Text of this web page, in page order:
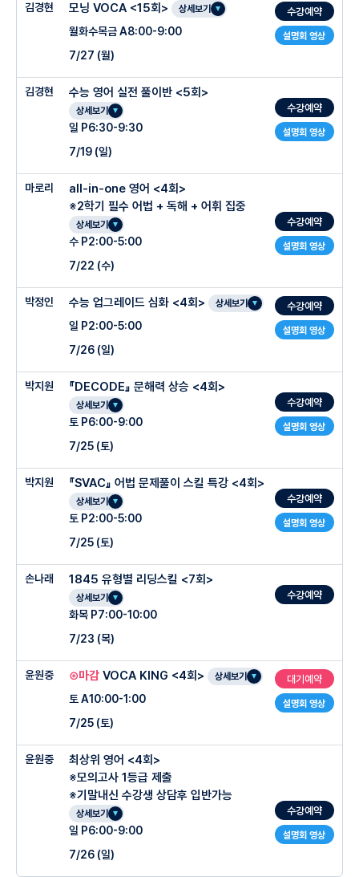
-시간 : 정규 수업후 1시간 (p5-p6)
○ 주차별 진도계획
-1주차 : [고전시가] 고전문학사 개요
고대 가요 '공무도하가' , 황조가'
중세국어 : 훈민정임의 제자원리 (자모음체계)
-2주차 : 고전시가 : 향가의 특징 '제망매가'
중세국어 : '훈민정음'의 국어적 특징1 (음운,표기)
중세국어 : '훈민정음'의 국어적 특징2 (문법,어휘)
-4주차 : 고전시가 : 평시조와 사설시조 '황진이 시조외'
중세국어 : '용비어천가' 1,2장에 나타난 중세국어의 특징
-손필기 제공 : 강사의 지문 이해 과정 + 필수 개념 포함
-주간지(눈뜨면 국어) : 매일 '문학,비문학 모의고사 기출 연계 지문, 내신 기출 5~10
문항
-어휘력 : 수업내용(수능 기출) 어휘 활용 매주 40개 (총200개)
-테스트 : 문맥에서 단어의 의미를 판단하는 능력 배양
-격주 성취도 평가 모의고사 과제 : 성적표 제공,수업 중 해설 진행, 1:1 개별 상담
○ 주차별 진도계획
- 외계어처럼 느껴지는 고전을 이해하고 문제를 풀 수 있는 능력을 키워주는 수업
○ 주차별 진도계획
1. 내신 킬러 단원 완벽 정복: 2학기 국어 내신에서 가장 높은 배점과 난이도를 차지하
는 ‘중세국어’ 파트를 집중적으로 선행
2. 이론과 실전의 조화: 단순 암기가 아닌 훈민정음의 제자 원리, 핵심 문법 이론, 실제
고전 작품 분석까지 체계적으로 연결되는 커리큘럼
3. 수능형 사고 확장: 내신 범위에 국한되지 않고, 수능 및 모의고사 기출문제를 병행하
여 고난도 외부 지문 대응력 훈련
○ 테스트 및 과제
1. 매시간 복습 TEST : 지난 시간 학습한 핵심 개념 및 문법 규칙에 대한 테스트를 매
2. 피드백 문자 발송 : 테스트 결과와 학생의 학습 성취도를 학부모님께 문자로 안내
3. 밀착형 과제 : 수업 내용과 연계된 중세국어 연습 문제 및 주요 고교 내신 기출 문제
풀이를 과제로 부여
1. 대면 밀착 클리닉 : 수업 전 (오후 6~7시)을 활용하여 일대일 질의응답 및 개인별
취약 부분 보완
2. 24시간 온라인 질의응답방 : 시간과 장소에 구애받지 않고 궁금한 점을 해결할 수
있도록 실시간 소통방 활용
○ 주차별 진도
훈민정음 제자 원리
2회차: 중세국어 문법이론 1
3회차: 중세국어 문법이론 2
4회차: 중세국어 작품 분석 「세종어제 훈민정음」, 「용비어천가」
5회차: 중세국어 내신 기출 문제 풀이와 수능형 문제 풀이
김경현
설명회 영상
모닝 VOCA <15회> 상세보기
월화수목금 A8:00-9:00
7/27 (월)
수강예약
대치동 고3 모의고사 5년차 출제위원이자
매일 100개씩 완성하는 수능빈출어휘 1500개
매일 초빈출어휘 50개+빈출어휘 30개+킬러어휘 20개로 총 100단어 구성
- 월화수목금 매일 아침 8시에 1시간 동안 진행 (온라인 동시 송출 라이브 가능)
수업시간에 수동적으로 듣는 것이 아니라 그 자리에서 암기하고 > 끝나고 셀프로 테스
트 제출까지 완료하는 수업
주 2회 대면 클리닉 진행 (조교T와 함께 꼼꼼한 관리)
- 다의어(뜻 n개) / 유의어까지 모두 학습할 수 있는 교재 및 테스트 제공
- 모의고사 기출 or 수능 연계교재 예문을 통한 단어 실전활용법 설명
- 단순히 단어 뜻만 물어보는 테스트가 아니라, 문맥상 적절한 어휘 고르기 / 다의어 뜻
모두 고르기 / 같은 뜻을 가진 단어 고르기 등 “다양한 각도”로 단어를 암기할 수 있는
능력을 키우는 테스트 진행
매 시험 결과 레포트 발송
*인터넷이나 책을 찾아보면서 풀 수 없도록, 시스템이 구성되어있습니다 (이중화면 불
가/문항당 5초 시간제한)
*핸드폰으로 셀프테스트가 불가능한 학생은 수업 전/후 10분간 남아서 테스트 진행 후
김경현
설명회 영상
수능 영어 실전 풀이반 <5회>
상세보기
일 P6:30-9:30
7/19 (일)
수강예약
○ 수업 특징 및 장점
- 수능에서 영어 지문을 “어떻게 글을 읽는지” 가르치고 체화하는 수업
- 평가원이 원하는 “글의 논리 전개방식”을 이해하는 수업
- 현 수능 체제에서 안정적인 1등급 (94점 이상)을 만들기 위해 수능 필수 어휘력을
수업교재: 총 3종류
1. 주교재 : 대치동 고3 모의고사 출제진 경현쌤이 준비한 최고 퀄리티 모의고사 컨텐츠
- 지엽적이고 최신 트렌드와 동떨어진 지문들은 모두 배제
- <수능 출제 원리>에 맞는 지문들만 선별
2. 모의고사 : 매주 12문항 미니 모의고사 시행
소 시간 최대 효율로 매주 실전 감각 연습) *경현T 출제 참여
3. 수능 필수 어휘 : 최근 5개년 평가원 모의고사 / 수능 어휘들을 혼동어휘/유의어반의
어로 구분하여 반복 학습- 확장연습과 이미지 연상법 / 경현쌤 암기 꿀팁까지 전수! (매
주 200개 단어 암기, 어휘암기 테스트 실시)
관리 프로그램(클리닉)
수업 전후 1시간 클리닉 (단어 재시험 / 숙제 관리)
○ 주차별 진도계획
1회차: 대조 논리 + 미니모의고사 1회 <수능 29-40번 킬러유형>
2회차: 재진술 논리 + 미니모의고사 2회 <수능 29-40번 킬러유형>
4회차: 부정/비교 논리 + 미니모의고사 4회 <수능 29-40번 킬러유형>
5회차: 수능 논점 총정리 + 미니모의고사 5회 <수능 29-40번 킬러유형>
"하프모의고사" 핵심킬러 29-40번 매회차 진행
마로리
설명회 영상
all-in-one 영어 <4회>
※2학기 필수 어법 + 독해 + 어휘 집중
상세보기
수 P2:00-5:00
7/22 (수)
수강예약
『고1 All-in-One 』 [여름방학]
○ 수업 특징
-내신 + 수능 1등급 Master 훈련!
2학기 필수 어법 + 독해 + 어휘 집중 [ H2 교육청 3개년 기출 De-code ]
어휘 [수능 필수 어휘 주 200개]
-클리닉 : 수업 외 희망자에 한해 서술형 책 한권 master
○ 독해 [생각하며 글 읽기 ] 50%
-핵심 유형 접근법 및 생각하며 글 읽는 법 훈련
-수능 범위 및 2학기 내신 기출 학습 및 풀이
어법 [내신만점 목표] 40%
어법 문제를 푸는 알고리즘 학습
어휘 10%
박정인
설명회 영상
수능 업그레이드 심화 <4회> 상세보기
일 P2:00-5:00
7/26 (일)
수강예약
박지원
설명회 영상
『DECODE』 문해력 상승 <4회>
상세보기
토 P6:00-9:00
7/25 (토)
수강예약
○ 문해력 상승 : 글을 올바르게 읽는 법
○ 수능에서 내신대비까지 지문 이해도를 일관 논리와 구조를 통해 이해하는 수업
박지원
설명회 영상
『SVAC』 어법 문제풀이 스킬 특강 <4회>
상세보기
토 P2:00-5:00
7/25 (토)
수강예약
SVAC <스박> 어법 문제풀이 스킬 특강
(동사 / 준동사 / 분사 / 형용사, 부사 / 관계사 / 대명사)
-현존하는 모든 어법 풀이 과정 중 가장 정확하고 빠른 풀이법 제공
-어법 10문항 중 10문항을 맞추기 위한 훈련
-복잡한 어법 지식 없이도 오로지 시험을 위한 어법 풀이과정 체화
-감으로 푸는 것이 아닌 일관된 논리로 풀어 나가기
-단기간의 인풋을 통해 최적의 아웃풋 만들기
-고1~3 교육청 및 평가원 기출 + 대치, 서초 고난도 내신 기출
손나래 1845 유형별 리딩스킬 <7회>
상세보기
화목 P7:00-10:00
7/23 (목)
수강예약
○ 수강 대상
수능영어 유형별 풀이법을 배우고 싶은 학생
항상 시간이 부족한 학생
단어 훈련이 어려운 학생
○ 수업 특징
진행방식: 단어 암기 훈련 → 지난 수업 복습 및 핵심 문항 오답 → 유형별 스킬 수업
윤원중
설명회 영상
⊙마감 VOCA KING <4회> 상세보기
토 A10:00-1:00
7/25 (토)
대기예약
○ 수업특징
-명확한 어휘 학습량 4주 1600개 완성 어휘 학습 (매주400개씩)
-어휘 시험은 누적을 기본으로 중요한 50개 어휘를 다시 선정해 다음 시험에 Re-
윤원중
설명회 영상
최상위 영어 <4회>
※모의고사 1등급 제출
※기말내신 수강생 상담후 입반가능
상세보기
일 P6:00-9:00
7/26 (일)
수강예약